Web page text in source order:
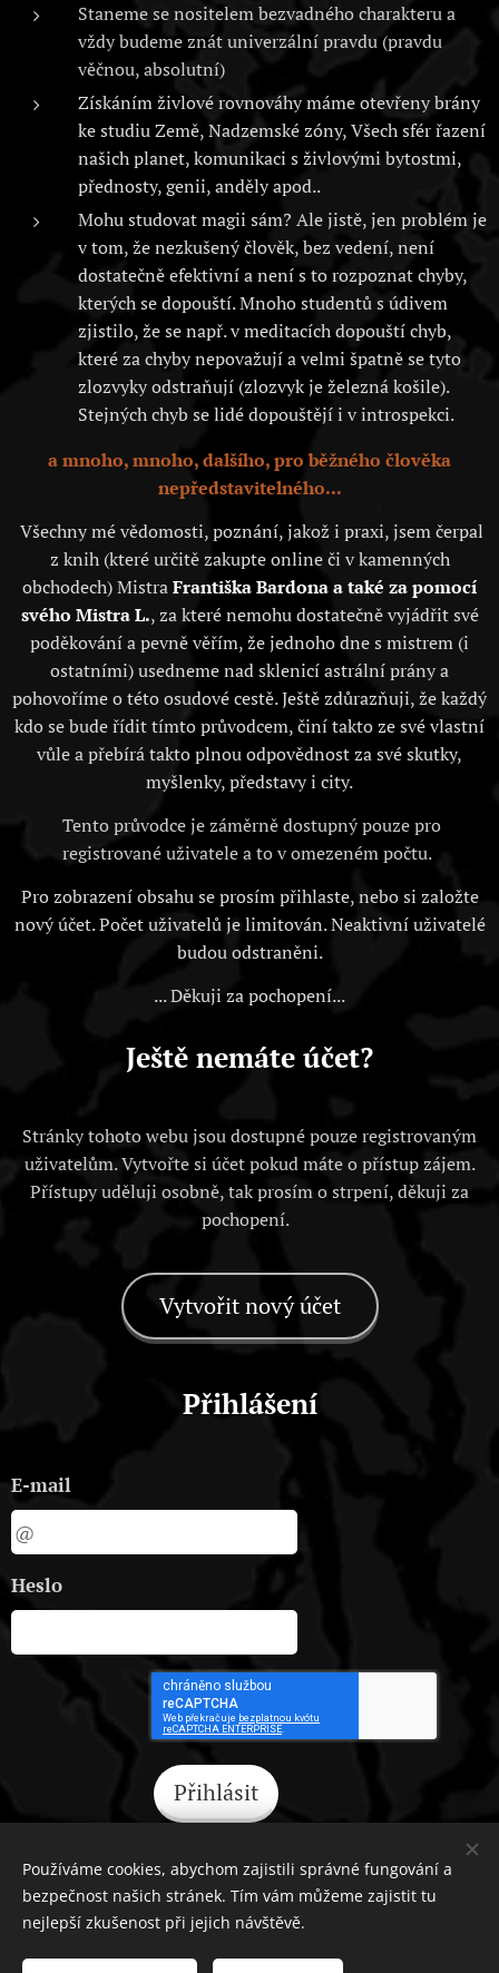
Staneme se nositelem bezvadného charakteru a
vždy budeme znát univerzální pravdu (pravdu
věčnou, absolutní)
Získáním živlové rovnováhy máme otevřeny brány
ke studiu Země, Nadzemské zóny, Všech sfér řazení
našich planet, komunikaci s živlovými bytostmi,
přednosty, genii, anděly apod..
Mohu studovat magii sám? Ale jistě, jen problém je
v tom, že nezkušený člověk, bez vedení, není
dostatečně efektivní a není s to rozpoznat chyby,
kterých se dopouští. Mnoho studentů s údivem
zjistilo, že se např. v meditacích dopouští chyb,
které za chyby nepovažují a velmi špatně se tyto
zlozvyky odstraňují (zlozvyk je železná košile).
Stejných chyb se lidé dopouštějí i v introspekci.
a mnoho, mnoho, dalšího, pro běžného člověka
nepředstavitelného...
Všechny mé vědomosti, poznání, jakož i praxi, jsem čerpal
z knih (které určitě zakupte online či v kamenných
obchodech) MistraFrantiška Bardona a také za pomocí
svého Mistra L., za které nemohu dostatečně vyjádřit své
poděkování a pevně věřím, že jednoho dne s mistrem (i
ostatními) usedneme nad sklenicí astrální prány a
pohovoříme o této osudové cestě. Ještě zdůrazňuji, že každý
kdo se bude řídit tímto průvodcem, činí takto ze své vlastní
vůle a přebírá takto plnou odpovědnost za své skutky,
myšlenky, představy i city.
Tento průvodce je záměrně dostupný pouze pro
registrované uživatele a to v omezeném počtu.
Pro zobrazení obsahu se prosím přihlaste, nebo si založte
nový účet. Počet uživatelů je limitován. Neaktivní uživatelé
budou odstraněni.
... Děkuji za pochopení...
Ještě nemáte účet?
Stránky tohoto webu jsou dostupné pouze registrovaným
uživatelům. Vytvořte si účet pokud máte o přístup zájem.
Přístupy uděluji osobně, tak prosím o strpení, děkuji za
pochopení.
Vytvořit nový účet
Přihlášení
E-mail
Heslo
Přihlásit
Zapomněli jste heslo?
Používáme cookies, abychom zajistili správné fungování a
bezpečnost našich stránek. Tím vám můžeme zajistit tu
nejlepší zkušenost při jejich návštěvě.